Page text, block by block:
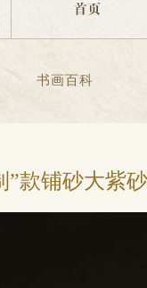
书画百科
”款铺砂大紫